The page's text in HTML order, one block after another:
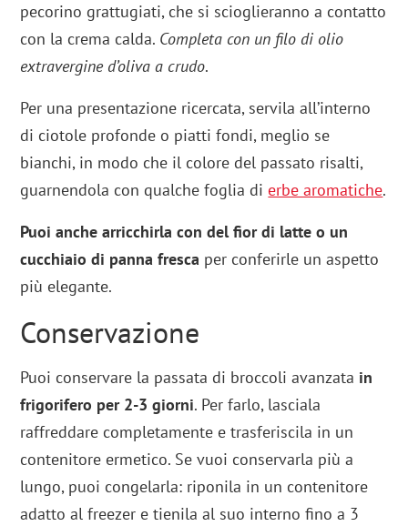
pecorino grattugiati, che si scioglieranno a contatto
con la crema calda. Completa con un filo di olio
extravergine d’oliva a crudo.
Per una presentazione ricercata, servila all’interno
di ciotole profonde o piatti fondi, meglio se
bianchi, in modo che il colore del passato risalti,
guarnendola con qualche foglia dierbe aromatiche.
Puoi anche arricchirla con del fior di latte o un
cucchiaio di panna fresca per conferirle un aspetto
più elegante.
Conservazione
Puoi conservare la passata di broccoli avanzata in
frigorifero per 2-3 giorni. Per farlo, lasciala
raffreddare completamente e trasferiscila in un
contenitore ermetico. Se vuoi conservarla più a
lungo, puoi congelarla: riponila in un contenitore
adatto al freezer e tienila al suo interno fino a 3